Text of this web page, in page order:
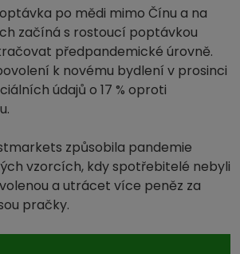
po mědi mimo Čínu a na
začíná s rostoucí poptávkou
předpandemické úrovně.
k novému bydlení v prosinci
údajů o 17 % oproti
způsobila pandemie
vzorcích, kdy spotřebitelé nebyli
a utrácet více peněz za
pračky.